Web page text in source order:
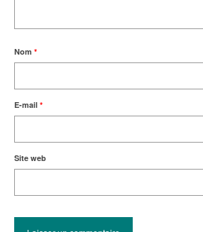
Nom *
E-mail *
Site web